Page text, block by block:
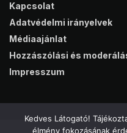
Kapcsolat
Adatvédelmi irányelvek
Médiaajánlat
Hozzászólási és
Impresszum
Kedves Látogató!
élmény fokozásának